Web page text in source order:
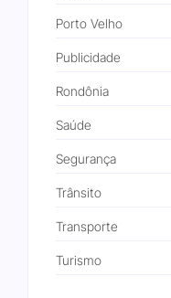
Porto Velho
Publicidade
Rondônia
Saúde
Segurança
Trânsito
Transporte
Turismo